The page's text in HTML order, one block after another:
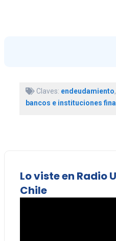
Claves: endeudamiento,
bancos e instituciones
Lo viste en Radio
Chile